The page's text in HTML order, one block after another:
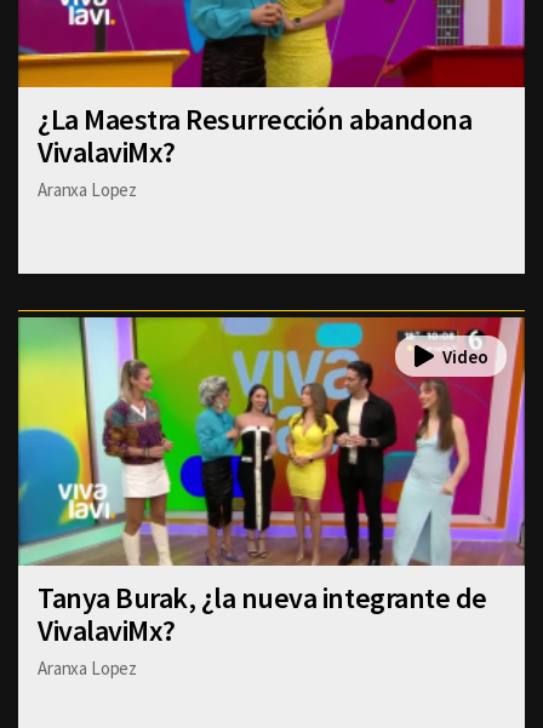
¿La Maestra Resurrección abandona
VivalaviMx?
Aranxa Lopez
Tanya Burak, ¿la nueva integrante de
VivalaviMx?
Aranxa Lopez